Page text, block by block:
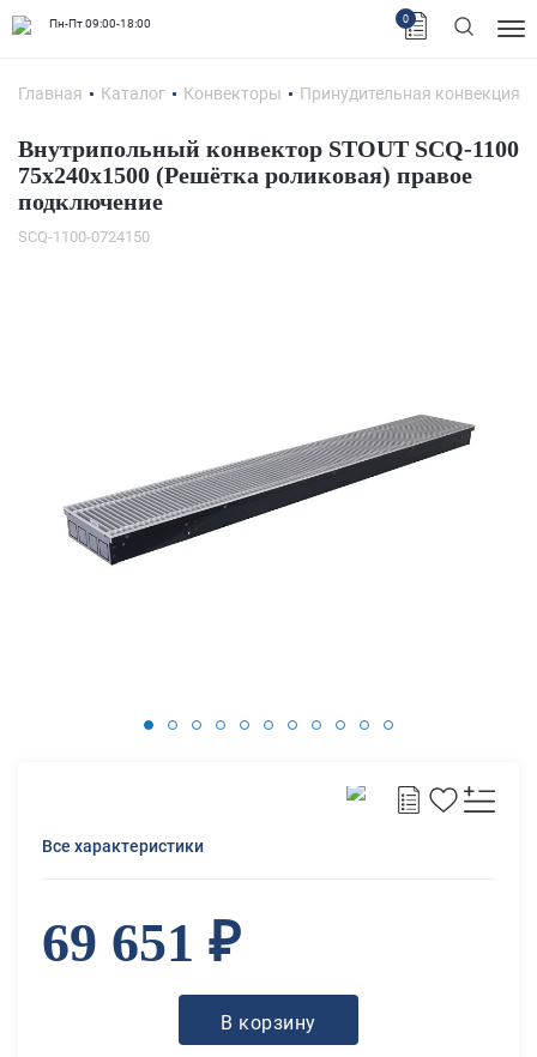
Пн-Пт 09:00-18:00 0
Главная Каталог Конвекторы Принудительная конвекция
Внутрипольный конвектор STOUT SCQ-1100
75х240х1500 (Решётка роликовая) правое
подключение
SCQ-1100-0724150
Все характеристики
69 651 ₽
В корзину